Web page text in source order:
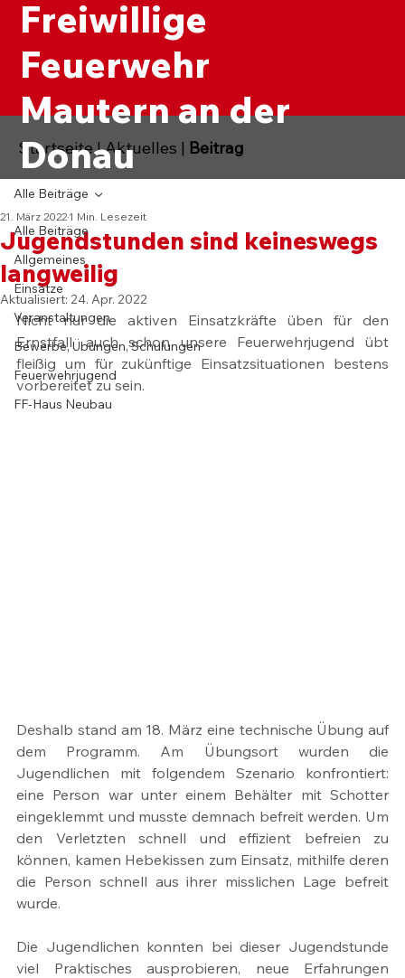
Freiwillige
Feuerwehr
Mautern an der
Donau
Alle Beiträge
Allgemeines
Einsätze
Veranstaltungen
Bewerbe, Übungen, Schulungen
Feuerwehrjugend
FF-Haus Neubau
Alle Beiträge
Jugendstunden sind keineswegs
langweilig
21. März 2022 1 Min. Lesezeit
Aktualisiert: 24. Apr. 2022
Nicht nur die aktiven Einsatzkräfte üben für den
Ernstfall, auch schon unsere Feuerwehrjugend übt
fleißig um für zukünftige Einsatzsituationen bestens
vorbereitet zu sein.
Deshalb stand am 18. März eine technische Übung auf
dem Programm. Am Übungsort wurden die
Jugendlichen mit folgendem Szenario konfrontiert:
eine Person war unter einem Behälter mit Schotter
eingeklemmt und musste demnach befreit werden. Um
den Verletzten schnell und effizient befreien zu
können, kamen Hebekissen zum Einsatz, mithilfe deren
die Person schnell aus ihrer misslichen Lage befreit
wurde.
Die Jugendlichen konnten bei dieser Jugendstunde
viel Praktisches ausprobieren, neue Erfahrungen
Startseite|Aktuelles | Beitrag